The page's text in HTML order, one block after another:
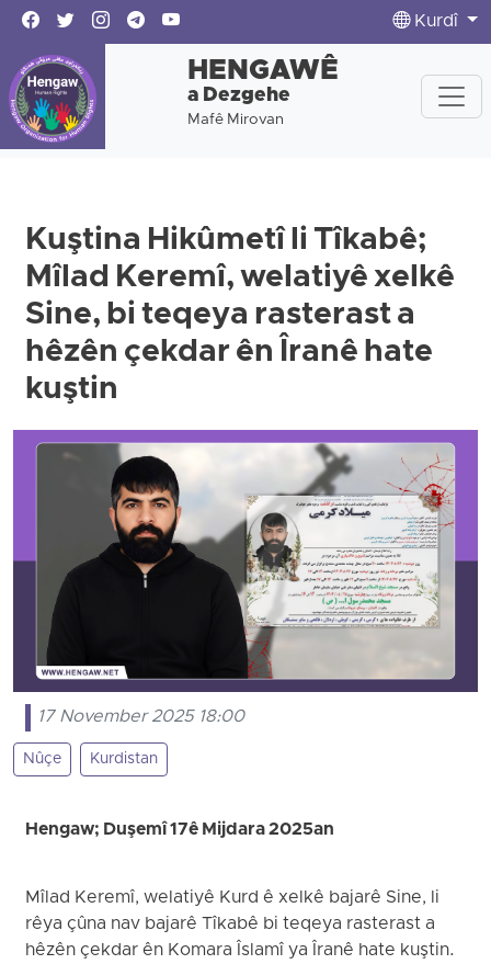
Kurdî
HENGAWÊ
a Dezgehe
Mafê Mirovan
Kuştina Hikûmetî li Tîkabê;
Mîlad Keremî, welatiyê xelkê
Sine, bi teqeya rasterast a
hêzên çekdar ên Îranê hate
kuştin
17 November 2025 18:00
Nûçe Kurdistan
Hengaw; Duşemî 17ê Mijdara 2025an
Mîlad Keremî, welatiyê Kurd ê xelkê bajarê Sine, li
rêya çûna nav bajarê Tîkabê bi teqeya rasterast a
hêzên çekdar ên Komara Îslamî ya Îranê hate kuştin.